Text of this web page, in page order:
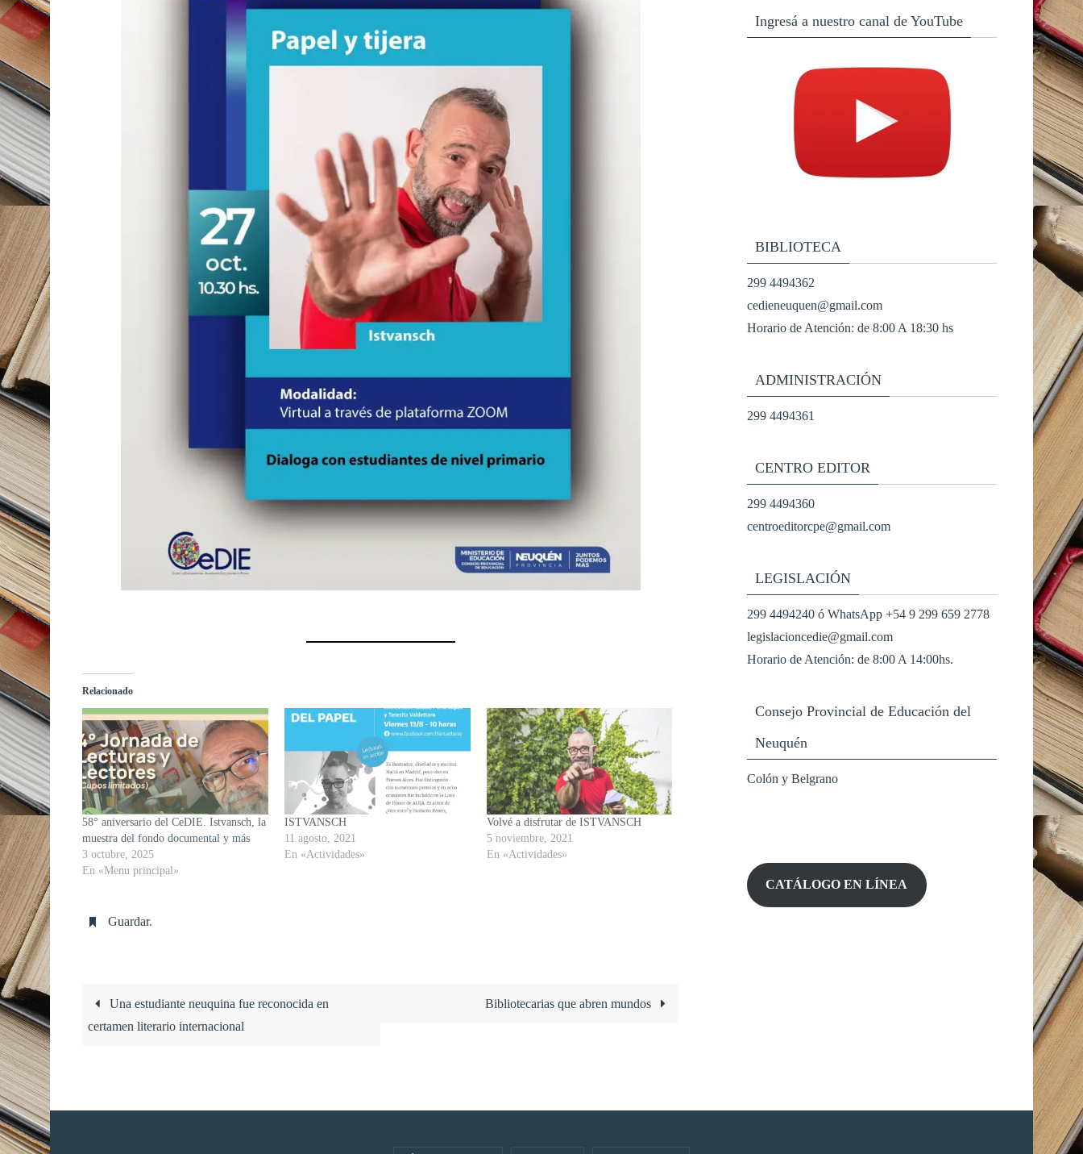
Relacionado
58° aniversario del CeDIE. Istvansch, la
muestra del fondo documental y más
3 octubre, 2025
En «Menu principal»
ISTVANSCH
11 agosto, 2021
En «Actividades»
Volvé a disfrutar de ISTVANSCH
5 noviembre, 2021
En «Actividades»
Guardar.
Una estudiante neuquina fue reconocida en
certamen literario internacional
Bibliotecarias que abren mundos
Ingresá a nuestro canal de YouTube
BIBLIOTECA
299 4494362
cedieneuquen@gmail.com
Horario de Atención: de 8:00 A 18:30 hs
ADMINISTRACIÓN
299 4494361
CENTRO EDITOR
299 4494360
centroeditorcpe@gmail.com
LEGISLACIÓN
299 4494240 ó WhatsApp +54 9 299 659 2778
legislacioncedie@gmail.com
Horario de Atención: de 8:00 A 14:00hs.
Consejo Provincial de Educación del
Neuquén
Colón y Belgrano
CATÁLOGO EN LÍNEA